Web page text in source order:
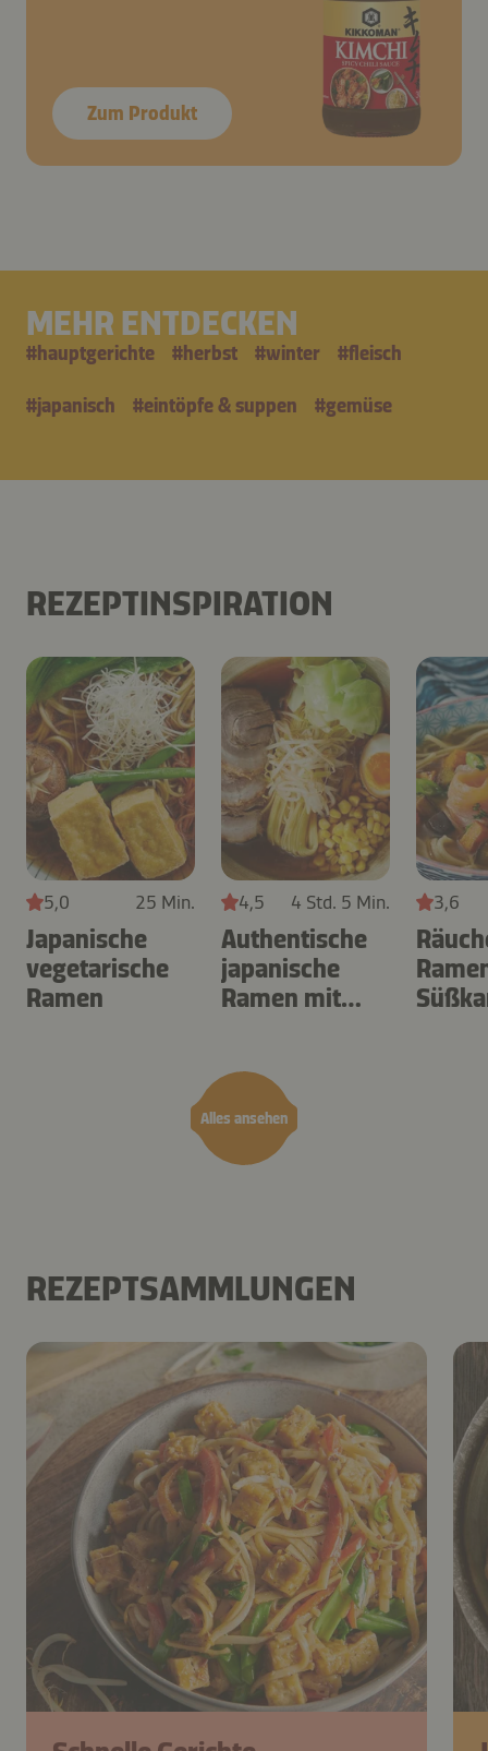
Zum Produkt
MEHR ENTDECKEN
#hauptgerichte #herbst #winter #fleisch
#japanisch #eintöpfe & suppen #gemüse
REZEPTINSPIRATION
Alles ansehen
5,0 25 Min.
Japanische
vegetarische
Ramen
4,5 4 Std. 5 Min.
Authentische
japanische
Ramen mit
3,6
REZEPTSAMMLUNGEN